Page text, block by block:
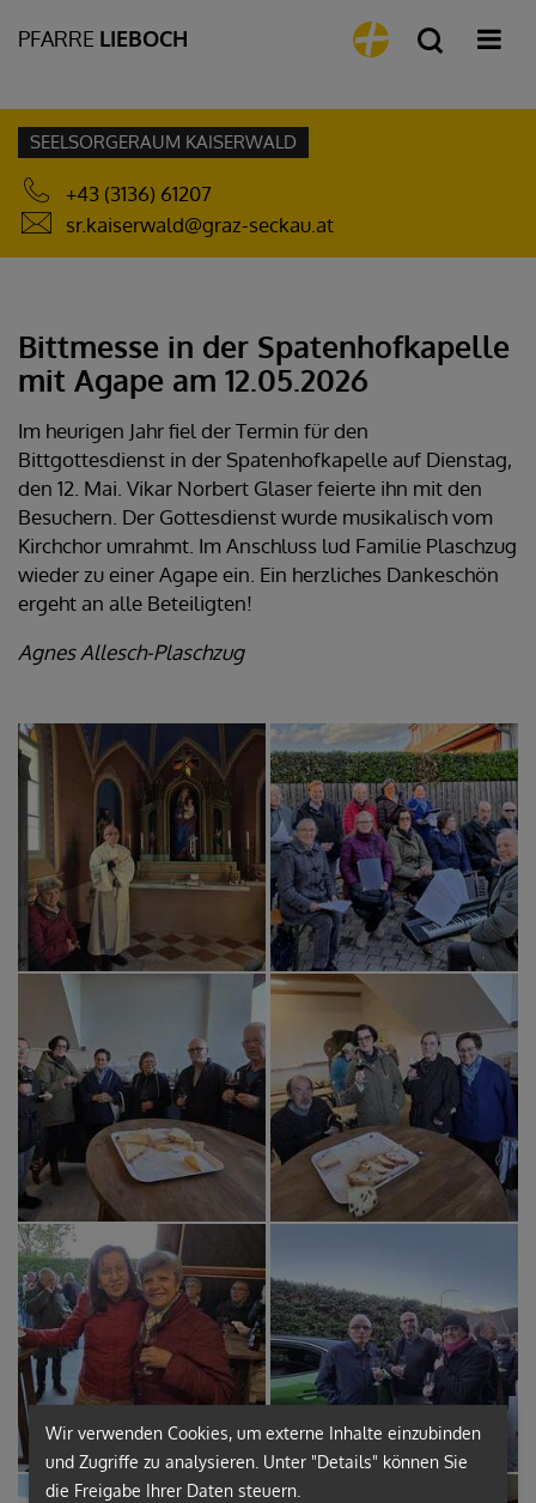
PFARRE LIEBOCH
SEELSORGERAUM KAISERWALD
+43 (3136) 61207
sr.kaiserwald@graz-seckau.at
Bittmesse in der Spatenhofkapelle
mit Agape am 12.05.2026
Im heurigen Jahr fiel der Termin für den
Bittgottesdienst in der Spatenhofkapelle auf Dienstag,
den 12. Mai. Vikar Norbert Glaser feierte ihn mit den
Besuchern. Der Gottesdienst wurde musikalisch vom
Kirchchor umrahmt. Im Anschluss lud Familie Plaschzug
wieder zu einer Agape ein. Ein herzliches Dankeschön
ergeht an alle Beteiligten!
Agnes Allesch-Plaschzug
Wir verwenden Cookies, um externe Inhalte einzubinden
und Zugriffe zu analysieren. Unter "Details" können Sie
die Freigabe Ihrer Daten steuern.